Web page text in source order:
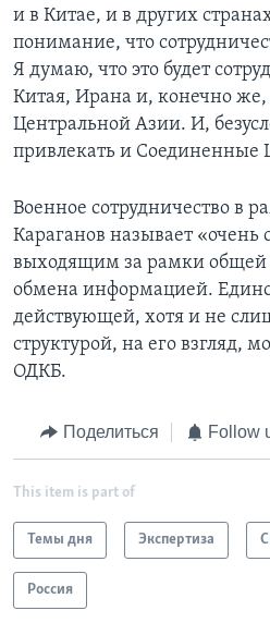
и в Китае, и в других
понимание, что
Я думаю, что это будет
Китая, Ирана и, конечно же,
Центральной Азии. И,
привлекать и
Военное сотрудничество в
Караганов называет «очень
выходящим за рамки общей
обмена информацией.
действующей, хотя и не
структурой, на его взгляд,
ОДКБ.
Поделиться Follow
This item is part of
Темы дня Экспертиза
Россия